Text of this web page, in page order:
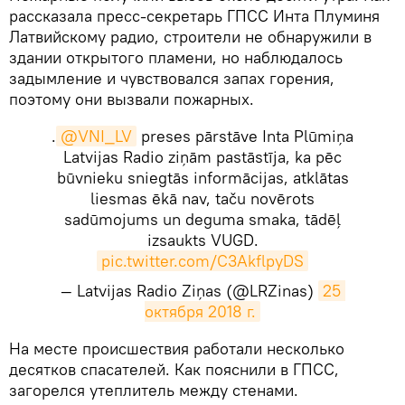
рассказала пресс-секретарь ГПСС Инта Плуминя
Латвийскому радио, строители не обнаружили в
здании открытого пламени, но наблюдалось
задымление и чувствовался запах горения,
поэтому они вызвали пожарных.
. @VNI_LV preses pārstāve Inta Plūmiņa
Latvijas Radio ziņām pastāstīja, ka pēc
būvnieku sniegtās informācijas, atklātas
liesmas ēkā nav, taču novērots
sadūmojums un deguma smaka, tādēļ
izsaukts VUGD.
pic.twitter.com/C3AkflpyDS
— Latvijas Radio Ziņas (@LRZinas) 25
октября 2018 г.
На месте происшествия работали несколько
десятков спасателей. Как пояснили в ГПСС,
загорелся утеплитель между стенами.